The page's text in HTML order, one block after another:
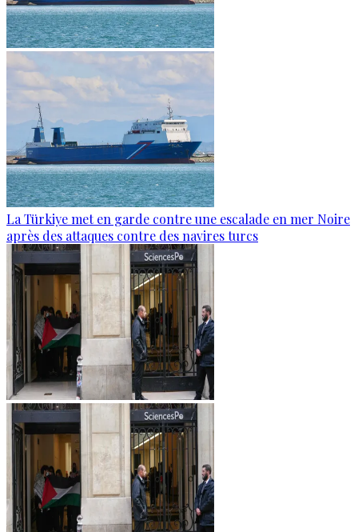
La Türkiye met en garde contre une escalade en mer Noire
après des attaques contre des navires turcs